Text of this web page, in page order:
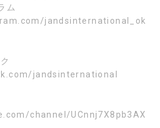
ム
jandsinternational_ok
jandsinternational
channel/UCnnj7X8pb3AX